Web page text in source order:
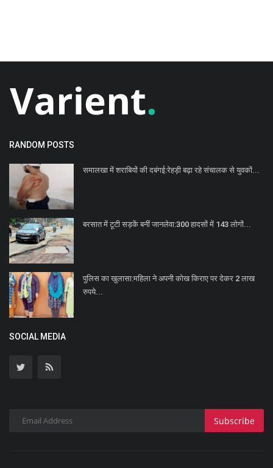
RANDOM POSTS
समालखा में शराबियों की दबंगई:रेहड़ी बढ़ा रहे संचालक से युवकों...
बरसात में टूटी सड़कें बनीं जानलेवा:300 हादसों में 143 लोगों...
पुलिस का खुलासा:महिला ने अपनी कोख किराए पर देकर 2 लाख
रुपये...
SOCIAL MEDIA
Subscribe